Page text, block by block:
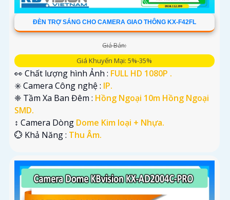
ĐÈN TRỢ SÁNG CHO CAMERA GIAO THÔNG KX-F42FL
Giá Bán:
Giá Khuyến Mại: 5%-35%
👀 Chất lượng hình Ảnh : FULL HD 1080P .
✳️ Camera Công nghệ : IP.
❈ Tầm Xa Ban Đêm : Hồng Ngoại 10m Hồng Ngoại
SMD.
↕️ Camera Dòng Dome Kim loại + Nhựa.
️💮 Khả Năng : Thu Âm.